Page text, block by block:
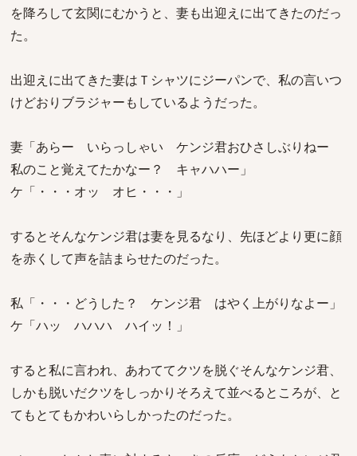
を降ろして玄関にむかうと、妻も出迎えに出てきたのだっ
た。
出迎えに出てきた妻はＴシャツにジーパンで、私の言いつ
けどおりブラジャーもしているようだった。
妻「あらー いらっしゃい ケンジ君おひさしぶりねー
私のこと覚えてたかなー？ キャハハー」
ケ「・・・オッ オヒ・・・」
するとそんなケンジ君は妻を見るなり、先ほどより更に顔
を赤くして声を詰まらせたのだった。
私「・・・どうした？ ケンジ君 はやく上がりなよー」
ケ「ハッ ハハハ ハイッ！」
すると私に言われ、あわててクツを脱ぐそんなケンジ君、
しかも脱いだクツをしっかりそろえて並べるところが、と
てもとてもかわいらしかったのだった。